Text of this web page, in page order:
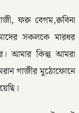
ফরু বেগম,রুবিনা
সকলকে মারধর
আমার কিন্তু আমরা
গাজীর মুঠোফোনে